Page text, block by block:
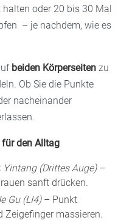
oder 20 bis 30 Mal
– je nachdem, wie es
beiden Körperseiten zu
Ob Sie die Punkte
nacheinander
für den Alltag
Yintang (Drittes Auge)–
sanft drücken.
Gu (LI4)– Punkt
Zeigefinger massieren.